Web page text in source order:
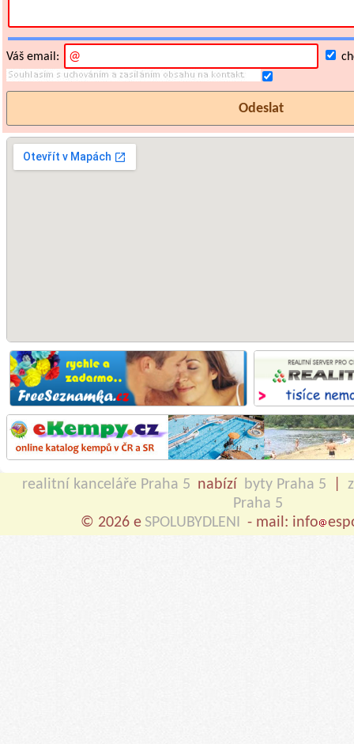
Váš email:
realitní kanceláře Praha 5 nabízí byty Praha 5
Praha 5
© 2026 e SPOLUBYDLENI - mail: info